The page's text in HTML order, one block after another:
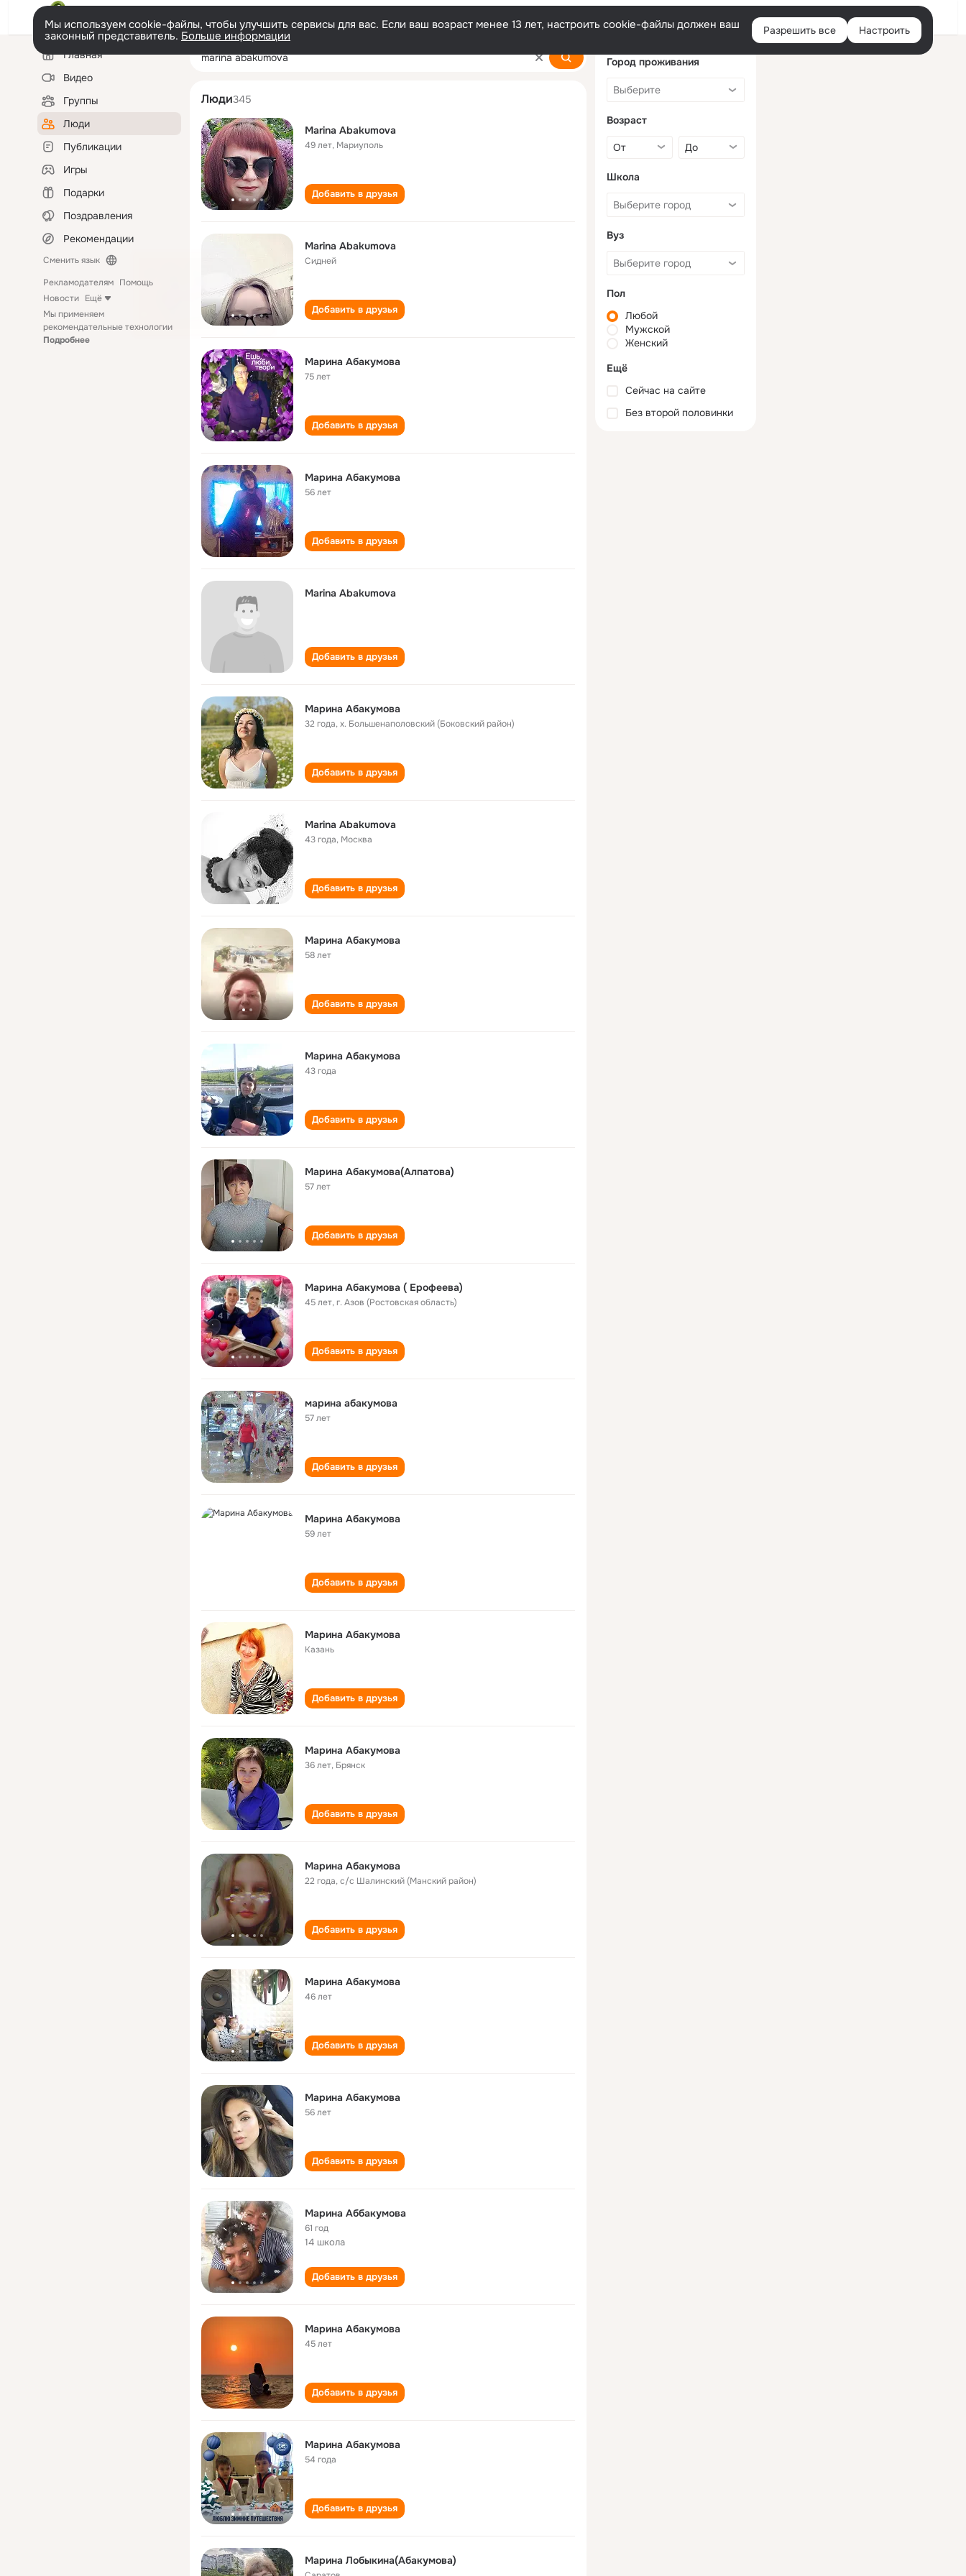
Войти
Мы используем cookie-файлы, чтобы улучшить сервисы для вас. Если ваш возраст менее 13 лет, настроить cookie-файлы должен ваш
законный представитель. Больше информации Разрешить все Настроить
Левая
колонкаГлавная
Видео
Группы
Люди
Публикации
Игры
Подарки
Поздравления
Рекомендации
Сменить язык
Рекламодателям Помощь
Новости Ещё
Мы применяем
рекомендательные технологии
Подробнее
marina abakumova
Люди345
Marina Abakumova
49 лет, Мариуполь
Добавить в друзья
Marina Abakumova
Сидней
Добавить в друзья
Марина Абакумова
75 лет
Добавить в друзья
Марина Абакумова
56 лет
Добавить в друзья
Marina Abakumova
Добавить в друзья
Марина Абакумова
32 года,х. Большенаполовский (Боковский район)
Добавить в друзья
Marina Abakumova
43 года, Москва
Добавить в друзья
Марина Абакумова
58 лет
Добавить в друзья
Марина Абакумова
43 года
Добавить в друзья
Марина Абакумова(Алпатова)
57 лет
Добавить в друзья
Марина Абакумова ( Ерофеева)
45 лет,г. Азов (Ростовская область)
Добавить в друзья
марина абакумова
57 лет
Добавить в друзья
Марина Абакумова
59 лет
Добавить в друзья
Марина Абакумова
Казань
Добавить в друзья
Марина Абакумова
36 лет, Брянск
Добавить в друзья
Марина Абакумова
22 года,с/с Шалинский (Манский район)
Добавить в друзья
Марина Абакумова
46 лет
Добавить в друзья
Марина Абакумова
56 лет
Добавить в друзья
Марина Аббакумова
61 год
14 школа
Добавить в друзья
Марина Абакумова
45 лет
Добавить в друзья
Марина Абакумова
54 года
Добавить в друзья
Марина Лобыкина(Абакумова)
Город проживания
Возраст
Школа
Вуз
Пол
Любой
Мужской
Женский
Ещё
Сейчас на сайте
Без второй половинки